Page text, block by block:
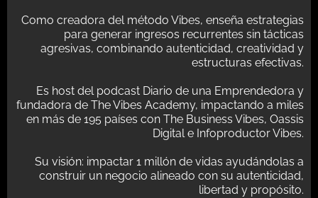
Como creadora del método Vibes, enseña estrategias
para generar ingresos recurrentes sin tácticas
agresivas, combinando autenticidad, creatividad y
estructuras efectivas.
Es host del podcast Diario de una Emprendedora y
fundadora de The Vibes Academy, impactando a miles
en más de 195 países con The Business Vibes, Oassis
Digital e Infoproductor Vibes.
Su visión: impactar 1 millón de vidas ayudándolas a
construir un negocio alineado con su autenticidad,
libertad y propósito.